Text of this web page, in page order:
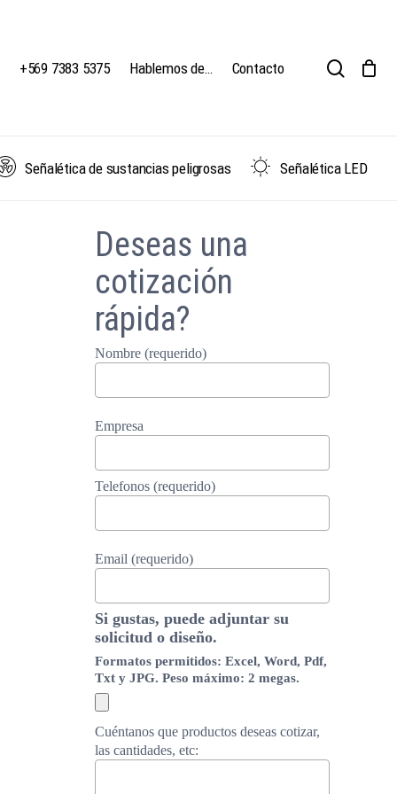
+569 7383 5375 Hablemos de… Contacto
Señalética de sustancias peligrosas Señalética LED
Deseas una
cotización
rápida?
Nombre (requerido)
Empresa
Telefonos (requerido)
Email (requerido)
Si gustas, puede adjuntar su
solicitud o diseño.
Formatos permitidos: Excel, Word, Pdf,
Txt y JPG. Peso máximo: 2 megas.
Cuéntanos que productos deseas cotizar,
las cantidades, etc: